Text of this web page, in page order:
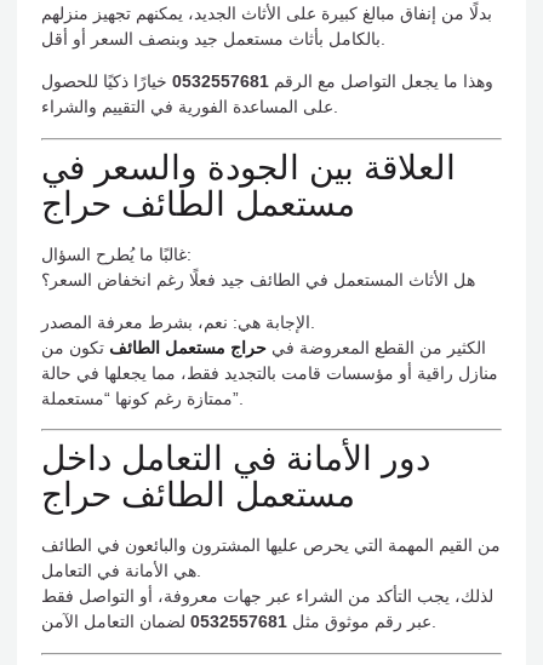
بدلًا من إنفاق مبالغ كبيرة على الأثاث الجديد، يمكنهم تجهيز منزلهم
وهذا ما يجعل التواصل مع الرقم 0532557681 خيارًا ذكيًا للحصول
العلاقة بين الجودة والسعر في
مستعمل الطائف حراج
غالبًا ما يُطرح السؤال:
هل الأثاث المستعمل في الطائف جيد فعلًا رغم انخفاض السعر؟
الكثير من القطع المعروضة في حراج مستعمل الطائف تكون من
منازل راقية أو مؤسسات قامت بالتجديد فقط، مما يجعلها في حالة
ممتازة رغم كونها “مستعملة”.
دور الأمانة في التعامل داخل
مستعمل الطائف حراج
من القيم المهمة التي يحرص عليها المشترون والبائعون في الطائف
هي الأمانة في التعامل.
لذلك، يجب التأكد من الشراء عبر جهات معروفة، أو التواصل فقط
عبر رقم موثوق مثل 0532557681 لضمان التعامل الآمن.